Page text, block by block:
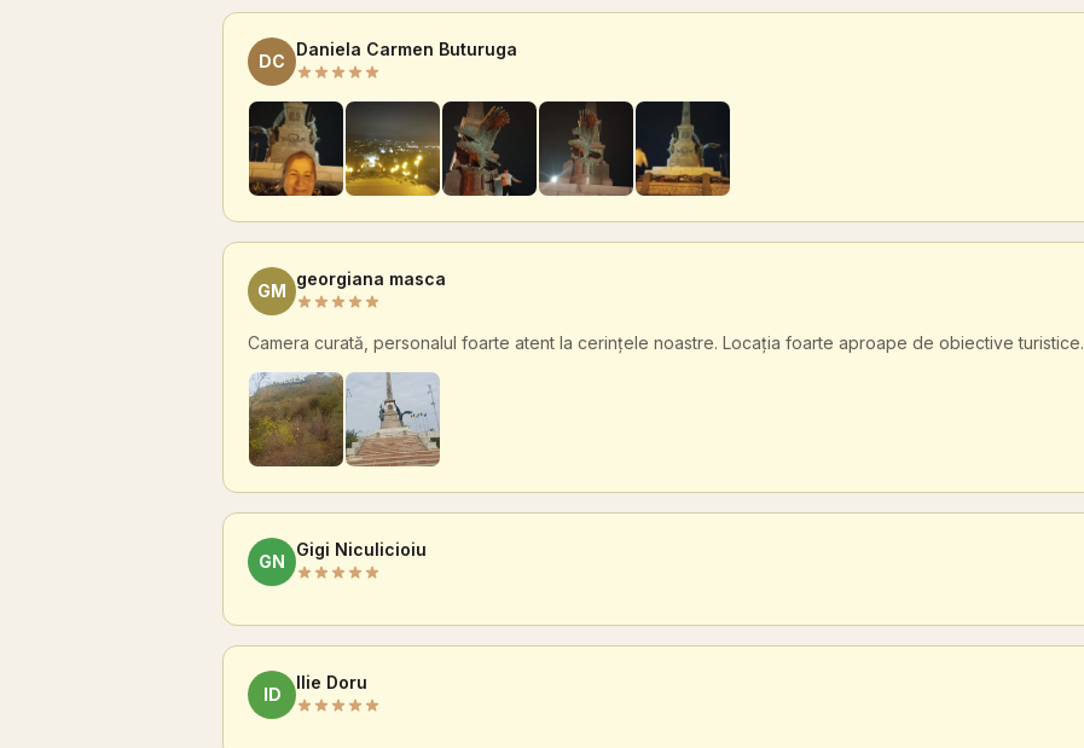
DC
Daniela Carmen Buturuga
GM
georgiana masca
Camera curată, personalul foarte atent la cerințele noastre. Locația foarte aproape de obiective turistice.
GN
Gigi Niculicioiu
ID
Ilie Doru